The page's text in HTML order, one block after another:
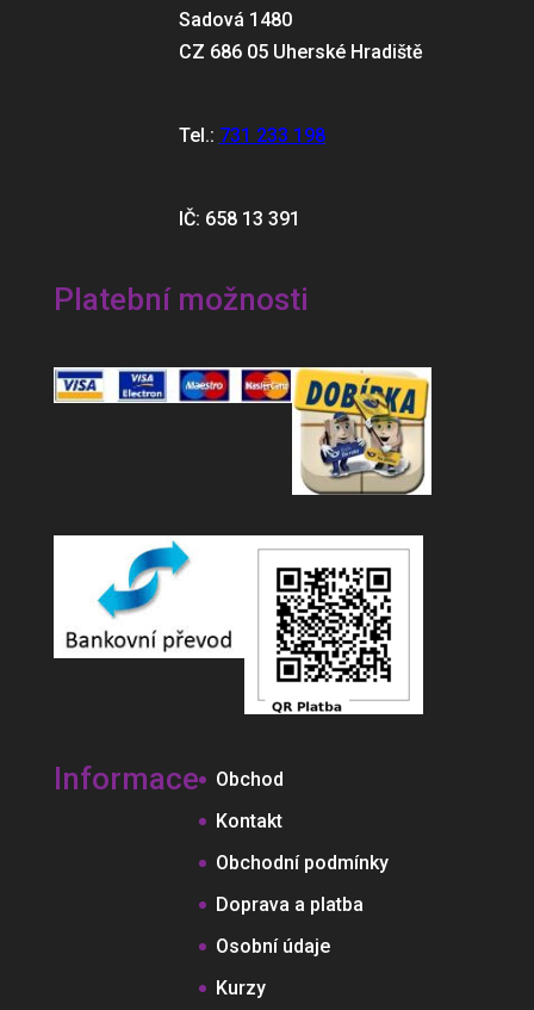
Sadová 1480
CZ 686 05 Uherské Hradiště
Tel.: 731 233 198
IČ: 658 13 391
Platební možnosti
Informace
Obchod
Kontakt
Obchodní podmínky
Doprava a platba
Osobní údaje
Kurzy